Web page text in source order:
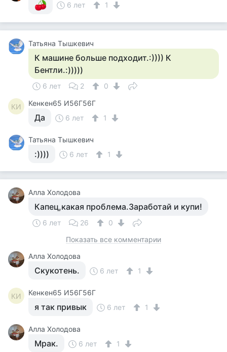
6 лет 1
Татьяна Тышкевич
К машине больше подходит.:)))) К
Бентли.:)))))
6 лет 2 0
КИ Кенкен65 И56Г56Г
Да 6 лет 1
Татьяна Тышкевич
:)))) 6 лет 1
Алла Холодова
Капец,какая проблема.Заработай и купи!
6 лет 26
0
Показать все комментарии
Алла Холодова
Скукотень. 6 лет 1
КИ Кенкен65 И56Г56Г
я так привык 6 лет 1
Алла Холодова
Мрак. 6 лет 1